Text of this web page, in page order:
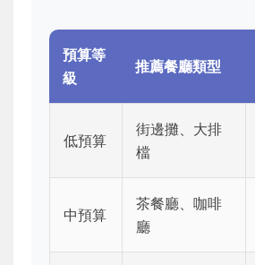
預算等
級
推薦餐廳類型
低預算
街邊攤、大排
檔
中預算
茶餐廳、咖啡
廳